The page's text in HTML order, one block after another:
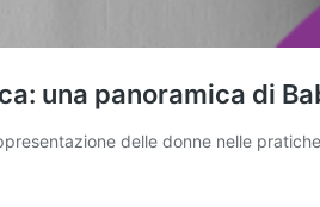
una panoramica di
delle donne nelle